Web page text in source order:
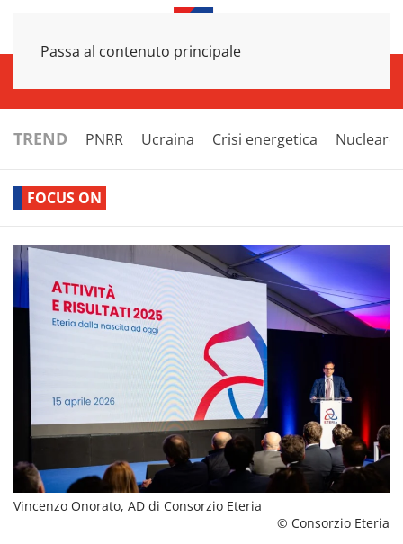
Passa al contenuto principale
TREND PNRR Ucraina Crisi energetica Nucleare
FOCUS ON
Vincenzo Onorato, AD di Consorzio Eteria
© Consorzio Eteria